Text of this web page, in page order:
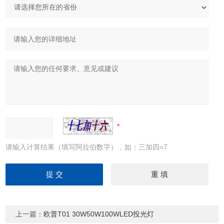
请输入计算结果（填写阿拉伯数字），如：三加四=7
上一篇： 欧普T01 30W50W100WLED投光灯